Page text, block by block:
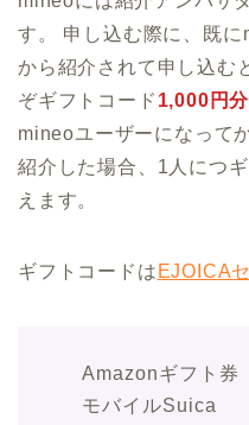
す。 申し込む際に、既
から紹介されて申し込む
ぞギフトコード 1,000円分
mineoユーザーになって
紹介した場合、1人につ
えます。
ギフトコードは EJOICA
Amazonギフト券
モバイルSuica